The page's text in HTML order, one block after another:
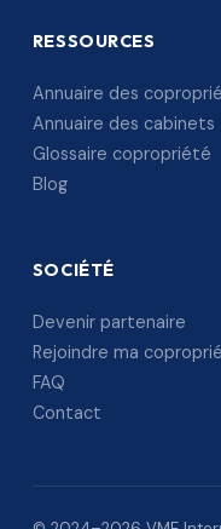
RESSOURCES
Annuaire des
Annuaire des cabinets
Glossaire copropriété
Blog
SOCIÉTÉ
Devenir partenaire
Rejoindre ma
FAQ
Contact